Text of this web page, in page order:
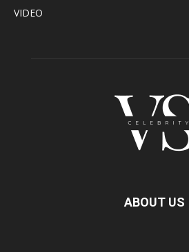
VIDEO
ABOUT US